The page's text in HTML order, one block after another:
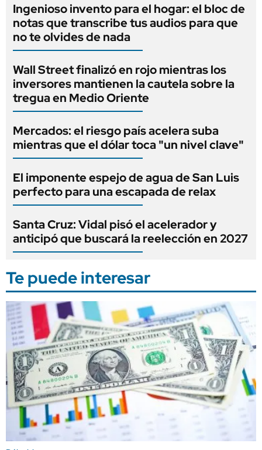
Ingenioso invento para el hogar: el bloc de
notas que transcribe tus audios para que
no te olvides de nada
Wall Street finalizó en rojo mientras los
inversores mantienen la cautela sobre la
tregua en Medio Oriente
Mercados: el riesgo país acelera suba
mientras que el dólar toca "un nivel clave"
El imponente espejo de agua de San Luis
perfecto para una escapada de relax
Santa Cruz: Vidal pisó el acelerador y
anticipó que buscará la reelección en 2027
Te puede interesar